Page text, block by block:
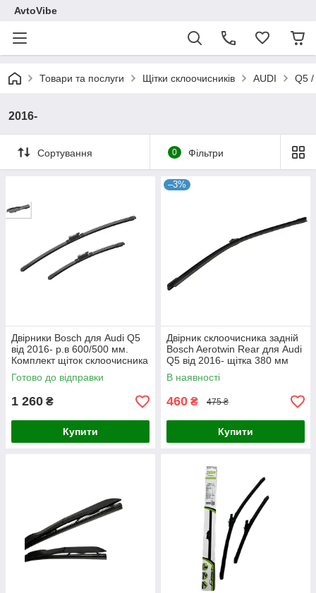
AvtoVibe
Товари та послуги Щітки склоочисників AUDI Q5 /
2016-
Сортування 0 Фільтри
Двірники Bosch для Audi Q5
від 2016- р.в 600/500 мм.
Комплект щіток склоочисника
Aerotwin безкаркасних
Готово до відправки
1 260 ₴
Купити
–3%
Двірник склоочисника задній
Bosch Aerotwin Rear для Audi
Q5 від 2016- щітка 380 мм
В наявності
460 ₴ 475 ₴
Купити